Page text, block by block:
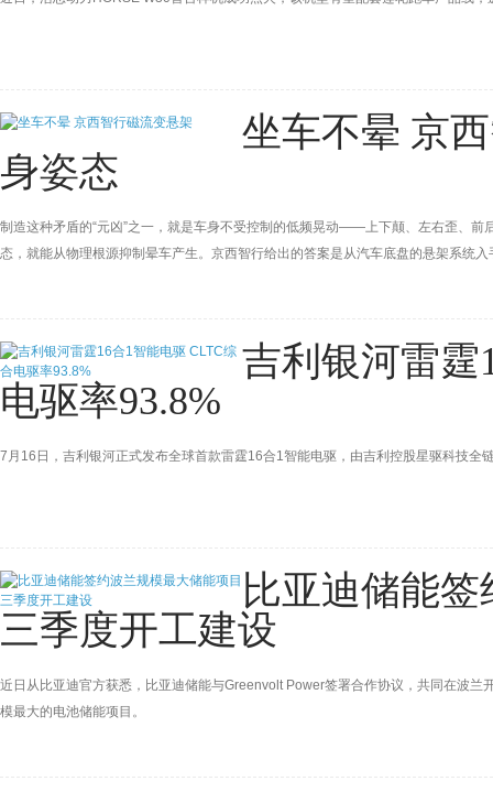
坐车不晕 京
身姿态
制造这种矛盾的“元凶”之一，就是车身不受控制的低频晃动——上下颠、左右歪、
态，就能从物理根源抑制晕车产生。京西智行给出的答案是从汽车底盘的悬架系统
吉利银河雷霆
电驱率93.8%
7月16日，吉利银河正式发布全球首款雷霆16合1智能电驱，由吉利控股星驱科技全
比亚迪储能
三季度开工建设
近日从比亚迪官方获悉，比亚迪储能与Greenvolt Power签署合作协议，共同在波
模最大的电池储能项目。